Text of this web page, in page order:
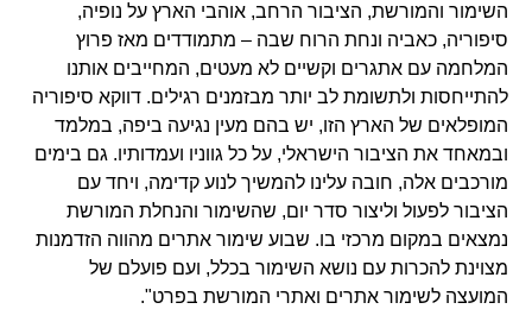
השימור והמורשת, הציבור הרחב, אוהבי הארץ על נופיה,
סיפוריה, כאביה ונחת הרוח שבה – מתמודדים מאז פרוץ
המלחמה עם אתגרים וקשיים לא מעטים, המחייבים אותנו
להתייחסות ולתשומת לב יותר מבזמנים רגילים. דווקא סיפוריה
המופלאים של הארץ הזו, יש בהם מעין נגיעה ביפה, במלמד
ובמאחד את הציבור הישראלי, על כל גווניו ועמדותיו. גם בימים
מורכבים אלה, חובה עלינו להמשיך לנוע קדימה, ויחד עם
הציבור לפעול וליצור סדר יום, שהשימור והנחלת המורשת
נמצאים במקום מרכזי בו. שבוע שימור אתרים מהווה הזדמנות
מצוינת להכרות עם נושא השימור בכלל, ועם פועלם של
המועצה לשימור אתרים ואתרי המורשת בפרט".